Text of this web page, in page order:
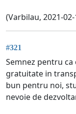
(Varbilau, 2021-
#321
Semnez pentru ca
gratuitate in
bun pentru noi,
nevoie de